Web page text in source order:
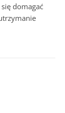
domagać